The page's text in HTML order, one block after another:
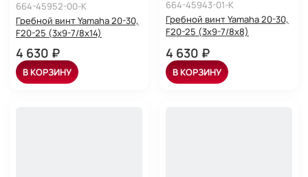
664-45952-00-K
Гребной винт Yamaha 20-30,
F20-25 (3x9-7/8x14)
4 630 ₽
В КОРЗИНУ
664-45943-01-K
Гребной винт Yamaha 20-30,
F20-25 (3x9-7/8x8)
4 630 ₽
В КОРЗИНУ